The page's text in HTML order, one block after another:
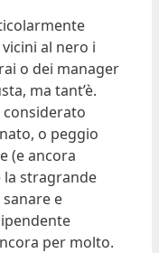
al nero i
o dei manager
ma tant’è.
o peggio
(e ancora
la stragrande
e
per molto.